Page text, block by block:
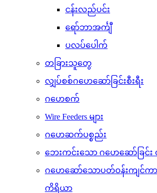
ငန်းလည်ပင်း
ရော်ဘာအင်္ကျီ
ပလပ်ပေါက်
တခြားသူတွေ
လျှပ်စစ်ဂဟေဆော်ခြင်းစီးရီး
ဂဟေစက်
Wire Feeders များ
ဂဟေဆက်ပစ္စည်း
ဘေးကင်းသော ဂဟေဆော်ခြင်း
ဂဟေဆော်သောပတ်ဝန်းကျင်က
ကိရိယာ